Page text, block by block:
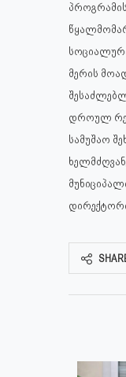
მერის
დროულ
სამუშაო